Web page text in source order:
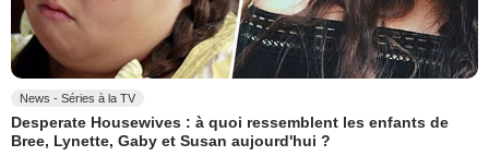
News - Séries à la TV
Desperate Housewives : à quoi ressemblent les enfants de
Bree, Lynette, Gaby et Susan aujourd'hui ?